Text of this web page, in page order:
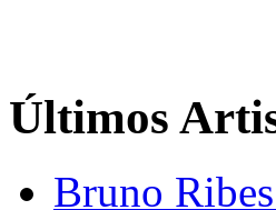
Últimos
Bruno